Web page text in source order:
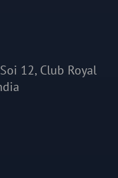
12, Club Royal